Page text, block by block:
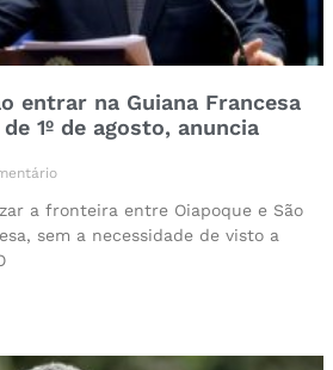
entrar na Guiana Francesa
1º de agosto, anuncia
a fronteira entre Oiapoque e São
sem a necessidade de visto a